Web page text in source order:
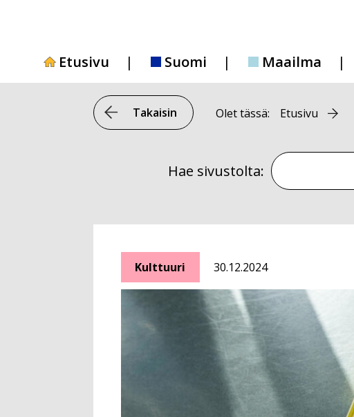
Etusivu
Suomi Maailma
Takaisin Olet tässä: Etusivu
Hae sivustolta: Hae sivustolta
Kulttuuri 30.12.2024